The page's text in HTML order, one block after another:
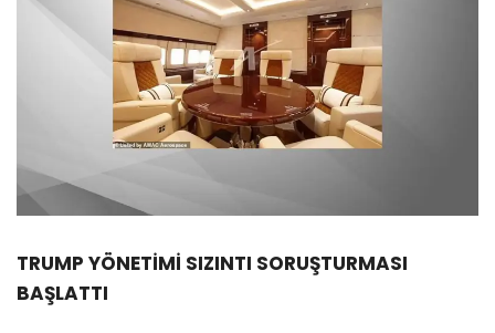
TRUMP YÖNETİMİ SIZINTI SORUŞTURMASI
BAŞLATTI